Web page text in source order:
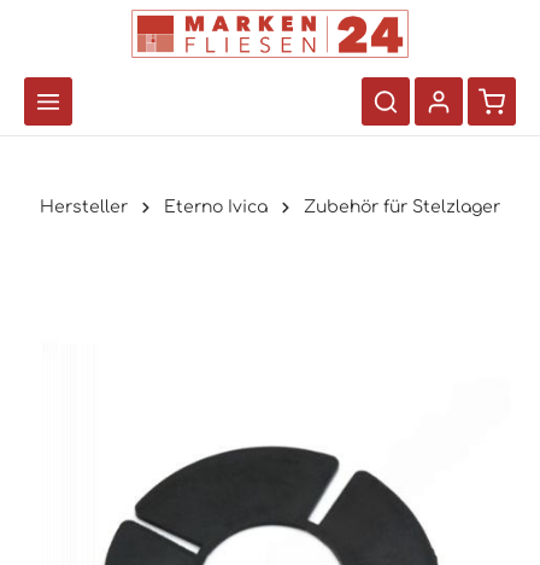
Hersteller Eterno Ivica Zubehör für Stelzlager